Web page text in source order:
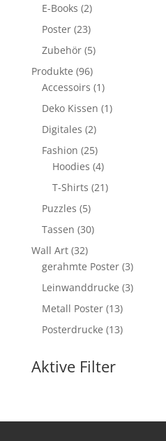
E-Books 22
Produkte
Poster 2323
Produkte
Zubehör 55
Produkte
Produkte 9696
Produkte
Accessoirs 11
Produkt
Deko Kissen 11
Digitales 22
Produkte
Fashion 2525
Produkte
Hoodies 44
Produkte
T-Shirts 2121
Puzzles 55
Produkte
Tassen 3030
Wall Art 3232
Produkte
gerahmte Poster 33
Produkte
Leinwanddrucke 33
Metall Poster 1313
Produkte
Posterdrucke 1313
Aktive Filter